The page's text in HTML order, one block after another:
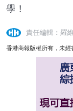
學！
責任編輯：羅
香港商報版權所有，未經